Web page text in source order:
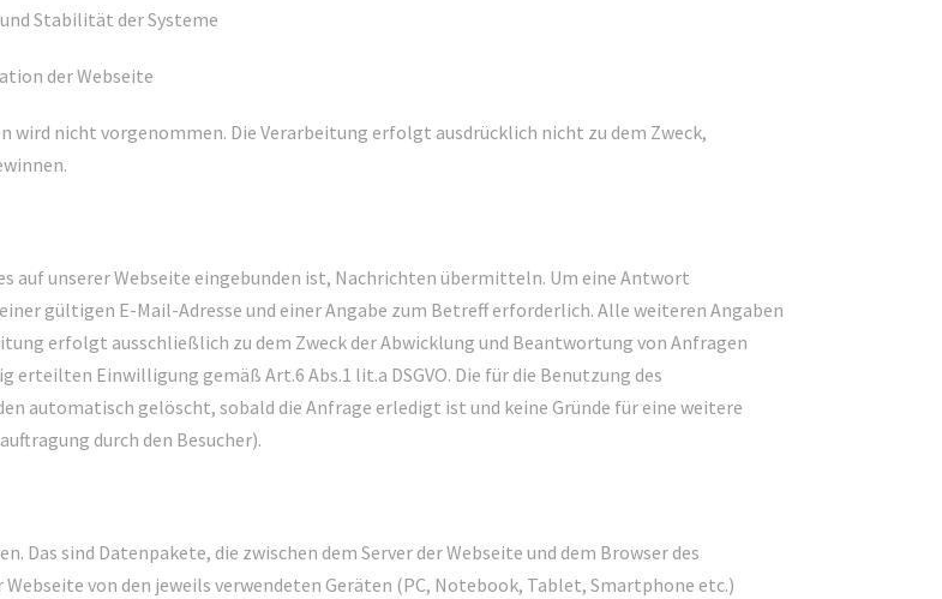
Stabilität der Systeme
der Webseite
wird nicht vorgenommen. Die Verarbeitung erfolgt ausdrücklich nicht zu dem Zweck,
auf unserer Webseite eingebunden ist, Nachrichten übermitteln. Um eine Antwort
gültigen E-Mail-Adresse und einer Angabe zum Betreff erforderlich. Alle weiteren Angaben
erfolgt ausschließlich zu dem Zweck der Abwicklung und Beantwortung von Anfragen
Einwilligung gemäß Art.6 Abs.1 lit.a DSGVO. Die für die Benutzung des
automatisch gelöscht, sobald die Anfrage erledigt ist und keine Gründe für eine weitere
durch den Besucher).
Das sind Datenpakete, die zwischen dem Server der Webseite und dem Browser des
Webseite von den jeweils verwendeten Geräten (PC, Notebook, Tablet, Smartphone etc.)